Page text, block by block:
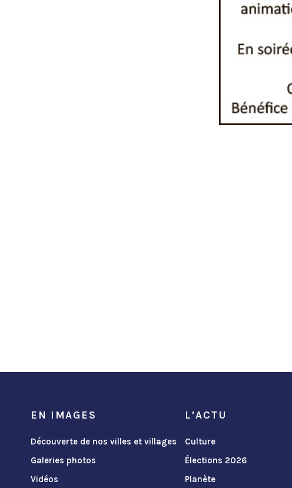
EN IMAGES
Découverte de nos villes et villages
Galeries photos
Vidéos
L'ACTU
Culture
Élections 2026
Planète